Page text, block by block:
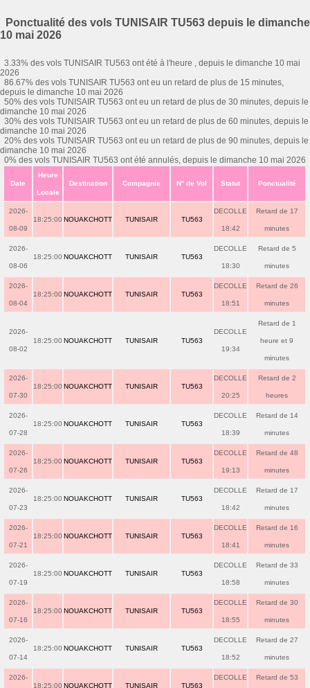
Ponctualité des vols TUNISAIR TU563 depuis le dimanche
10 mai 2026
3.33% des vols TUNISAIR TU563 ont été à l'heure , depuis le dimanche 10 mai
2026
86.67% des vols TUNISAIR TU563 ont eu un retard de plus de 15 minutes,
depuis le dimanche 10 mai 2026
50% des vols TUNISAIR TU563 ont eu un retard de plus de 30 minutes, depuis le
dimanche 10 mai 2026
30% des vols TUNISAIR TU563 ont eu un retard de plus de 60 minutes, depuis le
dimanche 10 mai 2026
20% des vols TUNISAIR TU563 ont eu un retard de plus de 90 minutes, depuis le
dimanche 10 mai 2026
0% des vols TUNISAIR TU563 ont été annulés, depuis le dimanche 10 mai 2026
Date
Heure
Locale
Destination Compagnie N° de Vol Statut Ponctualité
2026-
08-09
18:25:00 NOUAKCHOTT TUNISAIR TU563
DECOLLE
18:42
Retard de 17
minutes
2026-
08-06
18:25:00 NOUAKCHOTT TUNISAIR TU563
DECOLLE
18:30
Retard de 5
minutes
2026-
08-04
18:25:00 NOUAKCHOTT TUNISAIR TU563
DECOLLE
18:51
Retard de 26
minutes
2026-
08-02
18:25:00 NOUAKCHOTT TUNISAIR TU563
DECOLLE
19:34
Retard de 1
heure et 9
minutes
2026-
07-30
18:25:00 NOUAKCHOTT TUNISAIR TU563
DECOLLE
20:25
Retard de 2
heures
2026-
07-28
18:25:00 NOUAKCHOTT TUNISAIR TU563
DECOLLE
18:39
Retard de 14
minutes
2026-
07-26
18:25:00 NOUAKCHOTT TUNISAIR TU563
DECOLLE
19:13
Retard de 48
minutes
2026-
07-23
18:25:00 NOUAKCHOTT TUNISAIR TU563
DECOLLE
18:42
Retard de 17
minutes
2026-
07-21
18:25:00 NOUAKCHOTT TUNISAIR TU563
DECOLLE
18:41
Retard de 16
minutes
2026-
07-19
18:25:00 NOUAKCHOTT TUNISAIR TU563
DECOLLE
18:58
Retard de 33
minutes
2026-
07-16
18:25:00 NOUAKCHOTT TUNISAIR TU563
DECOLLE
18:55
Retard de 30
minutes
2026-
07-14
18:25:00 NOUAKCHOTT TUNISAIR TU563
DECOLLE
18:52
Retard de 27
minutes
2026-
18:25:00 NOUAKCHOTT TUNISAIR TU563
DECOLLE Retard de 53